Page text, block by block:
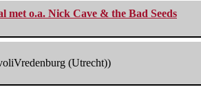
met o.a. Nick Cave & the Bad Seeds
(Utrecht))